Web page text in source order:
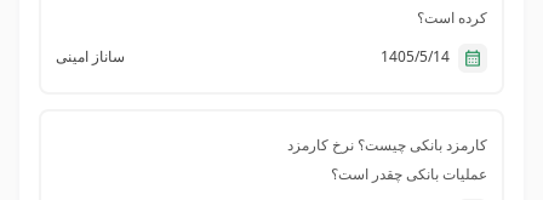
کرده است؟
ساناز امینی
کارمزد بانکی چیست؟ نرخ کارمزد
عملیات بانکی چقدر است؟